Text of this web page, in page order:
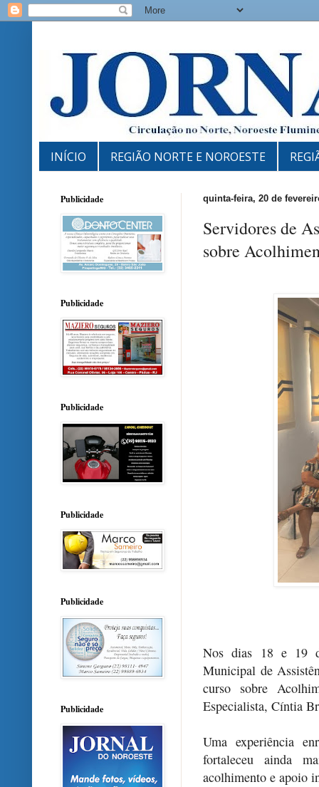
INÍCIO REGIÃO NORTE E NOROESTE
quinta-feira, 20 de
Servidores de
sobre
Nos dias 18 e 19
Municipal de
curso sobre
Especialista, Cíntia
Uma experiência
fortaleceu ainda
acolhimento e apoio
Publicidade
Publicidade
Publicidade
Publicidade
Publicidade
Publicidade